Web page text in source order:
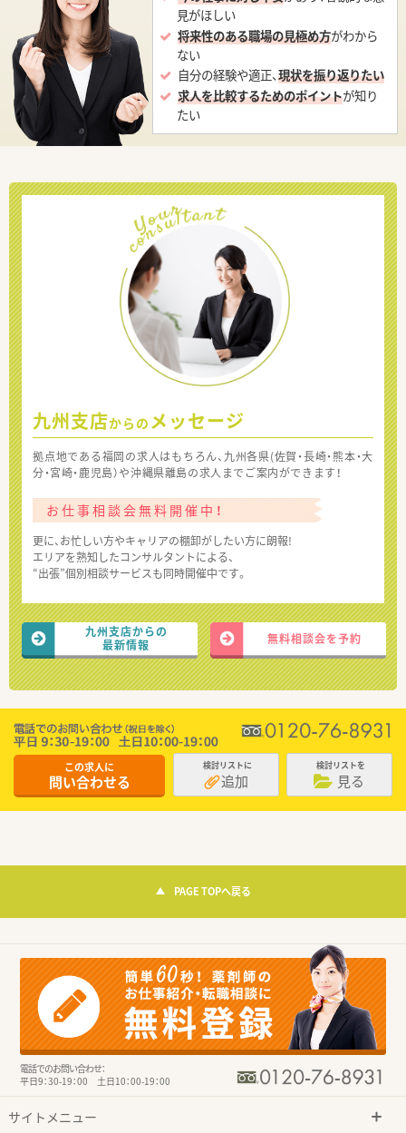
見がほしい
将来性のある職場の見極め方がわから
ない
自分の経験や適正、現状を振り返りたい
求人を比較するためのポイントが知り
たい
九州支店からの メッセージ
拠点地である福岡の求人はもちろん、九州各県(佐賀・長崎・熊本・大
分・宮崎・鹿児島）や沖縄県離島の求人までご案内ができます！
お仕事相談会無料開催中！
更に、お忙しい方やキャリアの棚卸がしたい方に朗報!
エリアを熟知したコンサルタントによる、
“出張”個別相談サービスも同時開催中です。
九州支店からの
最新情報
無料相談会を予約
この求人に
問い合わせる
検討リストに
追加
検討リストを
見る
PAGE TOPへ戻る
電話でのお問い合わせ：
平日9：30-19：00 土日10：00-19：00
サイトメニュー